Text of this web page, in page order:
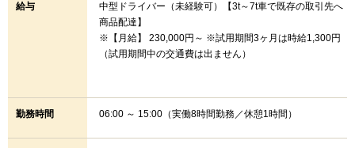
給与
中型ドライバー（未経験可）【3t～7t車で既存の取引先へ
商品配達】
※【月給】 230,000円～ ※試用期間3ヶ月は時給1,300円
（試用期間中の交通費は出ません）
勤務時間 06:00 ～ 15:00（実働8時間勤務／休憩1時間）